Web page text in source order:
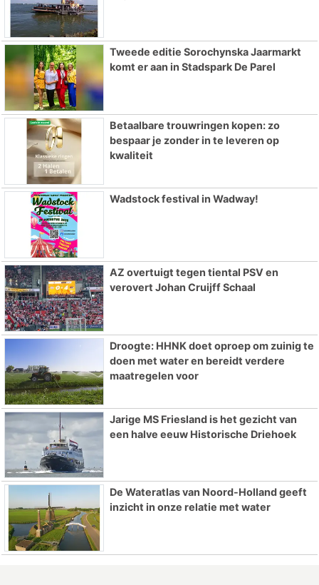
Tweede editie Sorochynska Jaarmarkt
komt er aan in Stadspark De Parel
Betaalbare trouwringen kopen: zo
bespaar je zonder in te leveren op
kwaliteit
Wadstock festival in Wadway!
AZ overtuigt tegen tiental PSV en
verovert Johan Cruijff Schaal
Droogte: HHNK doet oproep om zuinig te
doen met water en bereidt verdere
maatregelen voor
Jarige MS Friesland is het gezicht van
een halve eeuw Historische Driehoek
De Wateratlas van Noord-Holland geeft
inzicht in onze relatie met water